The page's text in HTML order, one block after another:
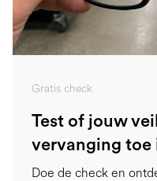
Gratis check
Test of jouw
vervanging toe
Doe de check en